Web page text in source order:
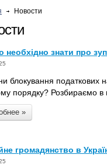
Новости
необхідно знати про
блокування податкових
порядку? Розбираємо в
»
громадянство в